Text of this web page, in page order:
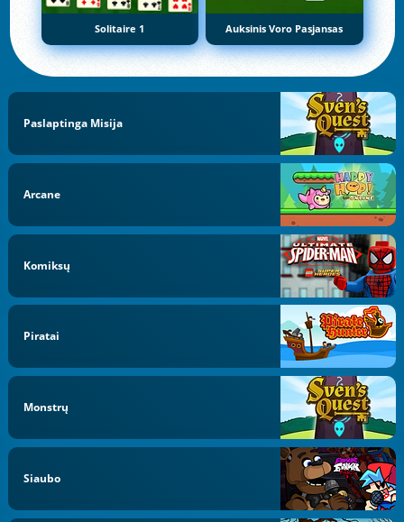
Solitaire 1 Auksinis Voro Pasjansas
Paslaptinga Misija
Arcane
Komiksų
Piratai
Monstrų
Siaubo